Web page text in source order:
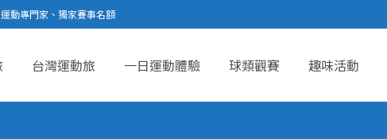
動專門家、獨家賽事名額
台灣運動旅 一日運動體驗 球類觀賽 趣味活動